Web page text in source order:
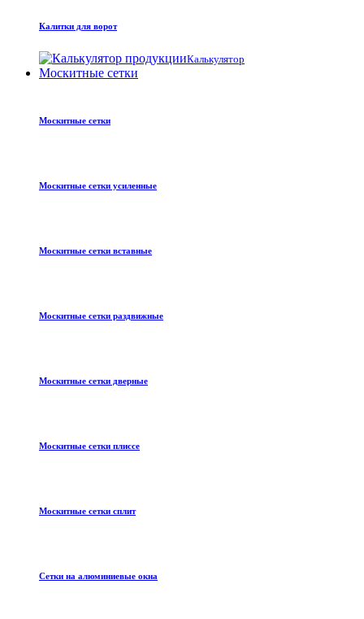
Калитки для ворот
Калькулятор
Москитные сетки
Москитные сетки
Москитные сетки усиленные
Москитные сетки вставные
Москитные сетки раздвижные
Москитные сетки дверные
Москитные сетки плиссе
Москитные сетки сплит
Сетки на алюминиевые окна